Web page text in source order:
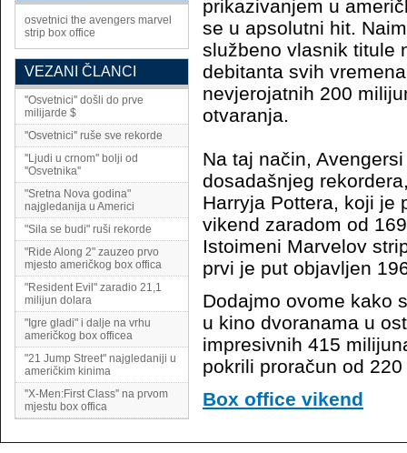
osvetnici the avengers marvel
strip box office
VEZANI ČLANCI
''Osvetnici'' došli do prve
milijarde $
''Osvetnici'' ruše sve rekorde
''Ljudi u crnom'' bolji od
''Osvetnika''
"Sretna Nova godina"
najgledanija u Americi
"Sila se budi" ruši rekorde
"Ride Along 2" zauzeo prvo
mjesto američkog box offica
"Resident Evil" zaradio 21,1
milijun dolara
"Igre gladi" i dalje na vrhu
američkog box officea
"21 Jump Street" najgledaniji u
američkim kinima
''X-Men:First Class'' na prvom
mjestu box offica
prikazivanjem u
se u apsolutni hit.
službeno vlasnik titule
debitanta svih
nevjerojatnih 200
otvaranja.
Na taj način,
dosadašnjeg
Harryja Pottera, koji je
vikend zaradom od
Istoimeni Marvelov
prvi je put objavljen
Dodajmo ovome kako
u kino dvoranama u
impresivnih 415
pokrili proračun od
Box office vikend